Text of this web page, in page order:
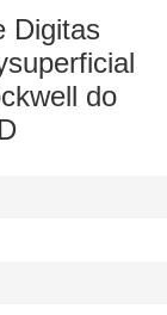
Digitas
do